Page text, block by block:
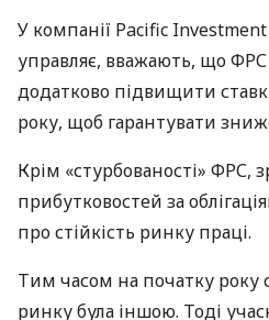
У компанії Pacific
управляє, вважають, що
додатково підвищити
року, щоб гарантувати
Крім «стурбованості» ФРС,
прибутковостей за
про стійкість ринку праці.
Тим часом на початку року
ринку була іншою. Тоді